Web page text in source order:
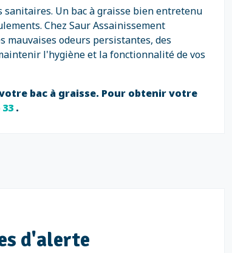
Un bac à graisse bien entretenu
Chez Saur Assainissement
mauvaises odeurs persistantes, des
l'hygiène et la fonctionnalité de vos
bac à graisse. Pour obtenir votre
33 .
d'alerte